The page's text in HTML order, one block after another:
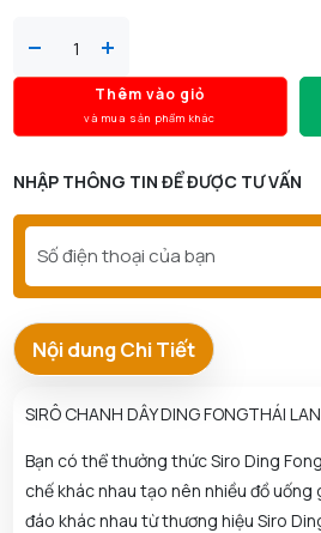
Thêm vào giỏ
và mua sản phẩm khác
NHẬP THÔNG TIN ĐỂ ĐƯỢC TƯ VẤN
Nội dung Chi Tiết
SIRÔ CHANH DÂY DING FONGTHÁI
Bạn có thể thưởng thức Siro Ding
chế khác nhau tạo nên nhiều đồ
đáo khác nhau từ thương hiệu Siro